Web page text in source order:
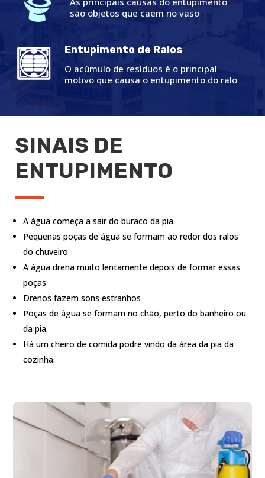
são objetos que caem no vaso
Entupimento de Ralos
O acúmulo de resíduos é o principal
motivo que causa o entupimento do ralo
SINAIS DE
ENTUPIMENTO
A água começa a sair do buraco da pia.
Pequenas poças de água se formam ao redor dos ralos
do chuveiro
A água drena muito lentamente depois de formar essas
poças
Drenos fazem sons estranhos
Poças de água se formam no chão, perto do banheiro ou
da pia.
Há um cheiro de comida podre vindo da área da pia da
cozinha.